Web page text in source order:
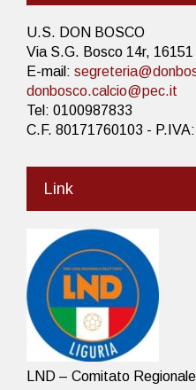
U.S. DON BOSCO
Via S.G. Bosco 14r, 16151
E-mail:
donbosco.calcio@pec.it
Tel: 0100987833
C.F. 80171760103 -
Link
LND – Comitato